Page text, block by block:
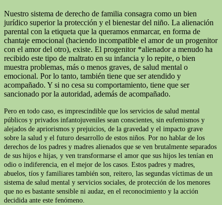
Nuestro sistema de derecho de familia consagra como un bien
jurídico superior la protección y el bienestar del niño. La alienación
parental con la etiqueta que la queramos enmarcar, en forma de
chantaje emocional (haciendo incompatible el amor de un progenitor
con el amor del otro), existe. El progenitor *alienador a menudo ha
recibido este tipo de maltrato en su infancia y lo repite, o bien
muestra problemas, más o menos graves, de salud mental o
emocional. Por lo tanto, también tiene que ser atendido y
acompañado. Y si no cesa su comportamiento, tiene que ser
sancionado por la autoridad, además de acompañado.
Pero en todo caso, es imprescindible que los servicios de salud mental
públicos y privados infantojuveniles sean conscientes, sin eufemismos y
alejados de apriorismos y prejuicios, de la gravedad y el impacto grave
sobre la salud y el futuro desarrollo de estos niños. Por no hablar de los
derechos de los padres y madres alienados que se ven brutalmente separados
de sus hijos e hijas, y ven transformarse el amor que sus hijos les tenían en
odio o indiferencia, en el mejor de los casos. Estos padres y madres,
abuelos, tíos y familiares también son, reitero, las segundas víctimas de un
sistema de salud mental y servicios sociales, de protección de los menores
que no es bastante sensible ni audaz, en el reconocimiento y la acción
decidida ante este fenómeno.